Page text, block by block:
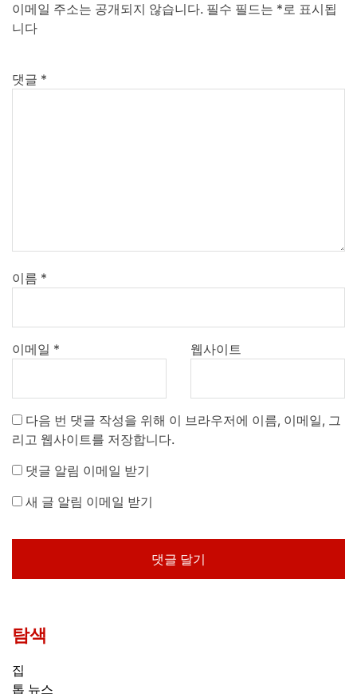
이메일 주소는 공개되지 않습니다. 필수 필드는 * 로 표시됩
니다
댓글 *
이름 *
이메일 * 웹사이트
다음 번 댓글 작성을 위해 이 브라우저에 이름, 이메일, 그
리고 웹사이트를 저장합니다.
댓글 알림 이메일 받기
새 글 알림 이메일 받기
탐색
집
톱 뉴스